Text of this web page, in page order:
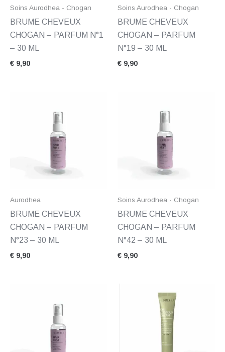
Soins Aurodhea - Chogan
BRUME CHEVEUX
CHOGAN – PARFUM N°1
– 30 ML
€ 9,90
Soins Aurodhea - Chogan
BRUME CHEVEUX
CHOGAN – PARFUM
N°19 – 30 ML
€ 9,90
Aurodhea
BRUME CHEVEUX
CHOGAN – PARFUM
N°23 – 30 ML
€ 9,90
Soins Aurodhea - Chogan
BRUME CHEVEUX
CHOGAN – PARFUM
N°42 – 30 ML
€ 9,90